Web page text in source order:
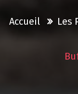
Accueil Les